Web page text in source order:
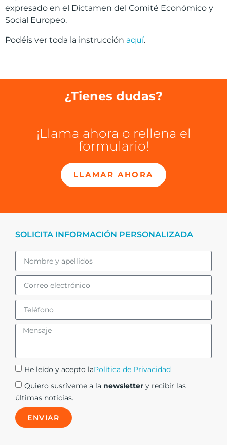
expresado en el Dictamen del Comité Económico y
Social Europeo.
Podéis ver toda la instrucción aquí.
¿Tienes dudas?
¡Llama ahora o rellena el
formulario!
LLAMAR AHORA
SOLICITA INFORMACIÓN PERSONALIZADA
He leído y acepto laPolítica de Privacidad
Quiero susríveme a la newsletter y recibir las
últimas noticias.
ENVIAR